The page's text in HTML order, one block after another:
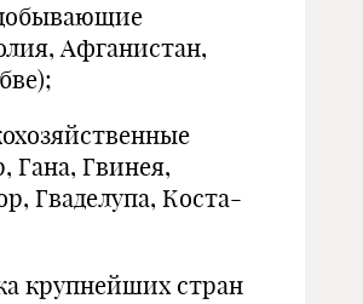
Афганистан,
Гана, Гвинея,
Гваделупа, Коста-
крупнейших стран